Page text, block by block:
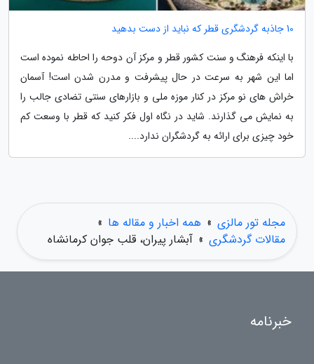
10 جاذبه گردشگری قطر که نباید از دست بدهید
با اینکه فرهنگ و سنت کشور قطر و مرکز آن دوحه را احاطه نموده است
اما این شهر به سرعت در حال پیشرفت و مدرن شدن است! آسمان
خراش های نو مرکز در کنار موزه ملی و بازارهای سنتی تضادی جالب را
به نمایش می گذارند. شاید در نگاه اول فکر کنید که قطر با وسعت کم
خود چیزی برای ارائه به گردشگران ندارد....
مجله تور مالزی » همه اخبار و مقاله ها »
مقالات گردشگری » آبشار پیران، قلب جوان کرمانشاه
خبرنامه